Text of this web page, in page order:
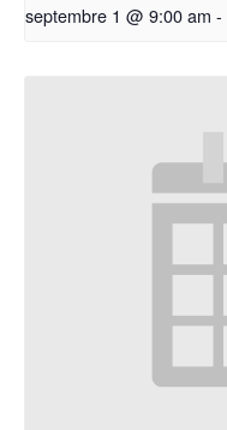
septembre 1 @ 9:00 am -